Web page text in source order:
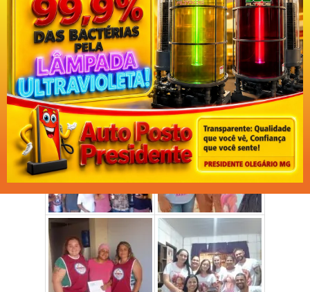
Campanha Solidária “Todos pela Paula” já arrecadou mais
de R$ 42 mil para compra de remédio no combate ao câncer
‘Sinto que a minha vida não está valendo nada’: Mulher luta
para conseguir remédio contra o câncer, mas Prefeitura de
Presidente Olegário diz não ter dinheiro para comprar